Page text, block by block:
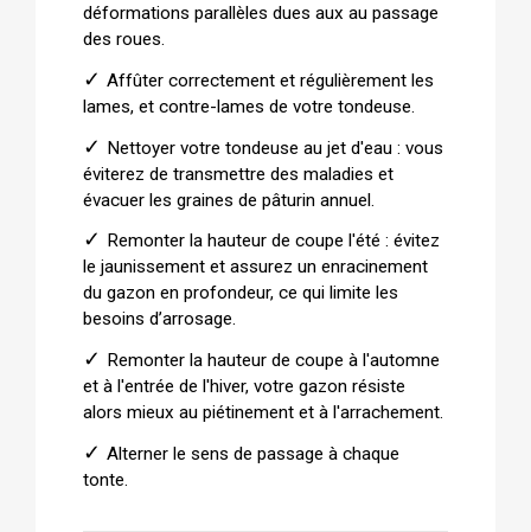
déformations parallèles dues aux au passage
des roues.
✓ Affûter correctement et régulièrement les
lames, et contre-lames de votre tondeuse.
✓ Nettoyer votre tondeuse au jet d'eau : vous
éviterez de transmettre des maladies et
évacuer les graines de pâturin annuel.
✓
Remonter la hauteur de coupe l'été : évitez
le jaunissement et assurez un enracinement
du gazon en profondeur, ce qui limite les
besoins d’arrosage.
✓ Remonter la hauteur de coupe à l'automne
et à l'entrée de l'hiver, votre gazon résiste
alors mieux au piétinement et à l'arrachement.
✓ Alterner le sens de passage à chaque
tonte.